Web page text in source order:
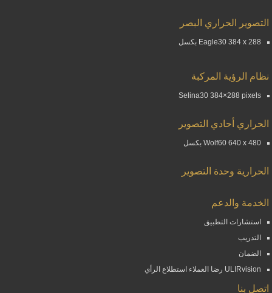
التصوير الحراري البصر
Eagle30 384 x 288 بكسل
نظام الرؤية المركبة
Selina30 384×288 pixels
الحراري أحادي التصوير
Wolf60 640 x 480 بكسل
الحرارية وحدة التصوير
الخدمة والدعم
استشارات التطبيق
التدريب
الضمان
ULIRvision رضا العملاء استطلاع الرأي
اتصل بنا